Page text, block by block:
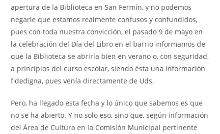
apertura de la Biblioteca en San Fermín, y no podemos
negarle que estamos realmente confusos y confundidos,
pues con toda nuestra convicción, el pasado 9 de mayo en
la celebración del Día del Libro en el barrio informamos de
que la Biblioteca se abriría bien en verano o, con seguridad,
a principios del curso escolar, siendo ésta una información
fidedigna, pues venía directamente de Uds.
Pero, ha llegado esta fecha y lo único que sabemos es que
no se ha abierto. Y no solo eso, sino que, según información
del Área de Cultura en la Comisión Municipal pertinente